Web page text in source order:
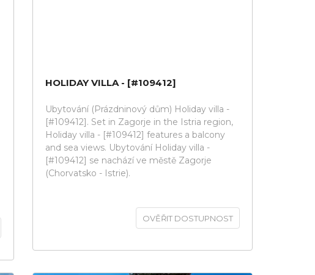
HOLIDAY VILLA - [#109412]
Ubytování (Prázdninový dům) Holiday villa -
[#109412]. Set in Zagorje in the Istria region,
Holiday villa - [#109412] features a balcony
and sea views. Ubytování Holiday villa -
[#109412] se nachází ve městě Zagorje
(Chorvatsko - Istrie).
OVĚŘIT DOSTUPNOST